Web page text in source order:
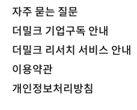
자주 묻는 질문
더밀크 기업구독 안내
더밀크 리서치 서비스 안내
이용약관
개인정보처리방침